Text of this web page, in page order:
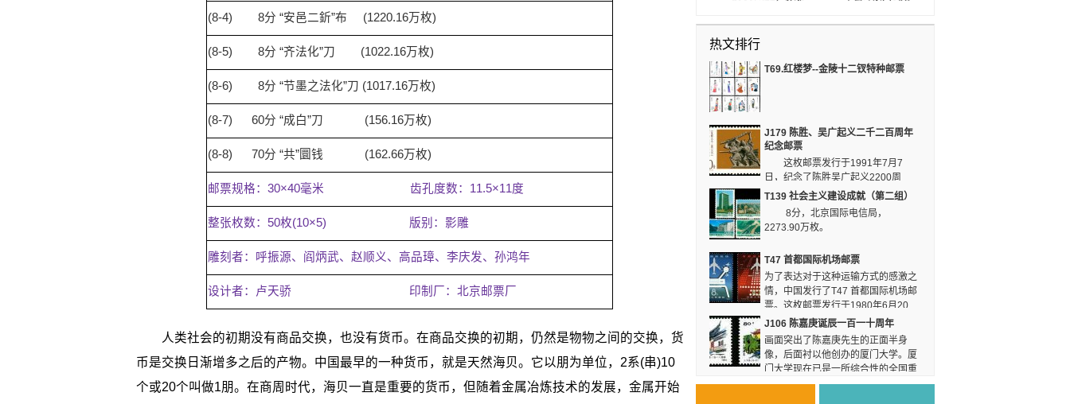
(8-4) 8分 “安邑二釿”布 (1220.16万枚)
(8-5) 8分 “齐法化”刀 (1022.16万枚)
(8-6) 8分 “节墨之法化”刀 (1017.16万枚)
(8-7) 60分 “成白”刀 (156.16万枚)
(8-8) 70分 “共”圜钱 (162.66万枚)
邮票规格：30×40毫米 齿孔度数：11.5×11度
整张枚数：50枚(10×5) 版别：影雕
雕刻者：呼振源、阎炳武、赵顺义、高品璋、李庆发、孙鸿年
设计者：卢天骄 印制厂：北京邮票厂
人类社会的初期没有商品交换，也没有货币。在商品交换的初期，仍然是物物之间的交换，货
币是交换日渐增多之后的产物。中国最早的一种货币，就是天然海贝。它以朋为单位，2系(串)10
个或20个叫做1朋。在商周时代，海贝一直是重要的货币，但随着金属冶炼技术的发展，金属开始
了工作报告。康克清当
选为全国妇联主席。
国。
1枚。图案为列宁侧面
像。列宁不仅创立了政
党同时还领导了俄国着
名的第一次革命，他对
俄国日后的各方面事业
发展作出了具有深远意
义的影响，同时他对世
界性的各种战争也作出
了具有建设性的指导思
想。
十分令人高兴的是，这
了邮票之中，中国发行
了T3 户县农民画邮票。
分的精细，是各位邮票
收藏家不能错过的宝
贝。
热文排行
T69.红楼梦--金陵十二钗特种邮票
J179 陈胜、吴广起义二千二百周年
纪念邮票
这枚邮票发行于1991年7月7
日，纪念了陈胜吴广起义2200周
年，该邮票的嘱托案为雕刻版的陈胜吴广起义场景
图，整个图画给人了一种威武豪迈的气势让人感受
到了战斗场面的激烈。
T139 社会主义建设成就（第二组）
8分，北京国际电信局，
2273.90万枚。
T47 首都国际机场邮票
为了表达对于这种运输方式的感激之
情，中国发行了T47 首都国际机场邮
票。这枚邮票发行于1980年6月20
日，是中国影写版邮票的一枚。这枚邮票分为两
枚，第一枚为“机场大楼”，图中是简易的机场大楼
的形状，上方飞行着6架飞机，背景为蓝色，象征
着蓝天。
J106 陈嘉庚诞辰一百一十周年
画面突出了陈嘉庚先生的正面半身
像，后面衬以他创办的厦门大学。厦
门大学现在已是一所综合性的全国重
点大学。1950年，陈嘉庚先生回国定居后，把全